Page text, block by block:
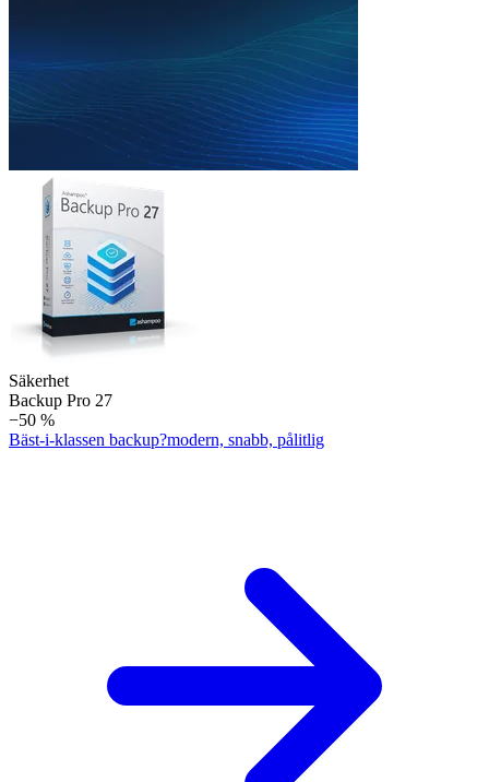
Säkerhet
Backup Pro 27
−50 %
Bäst-i-klassen backup?modern, snabb, pålitlig